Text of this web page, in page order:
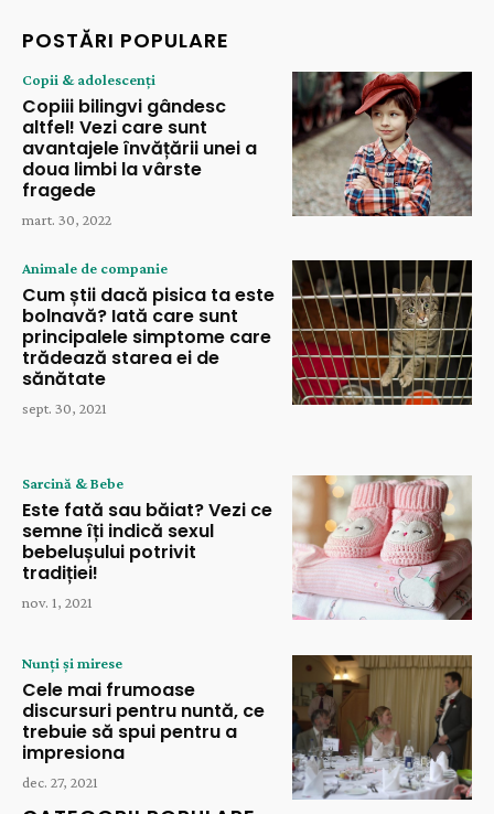
POSTĂRI POPULARE
Copii & adolescenți
Copiii bilingvi gândesc
altfel! Vezi care sunt
avantajele învățării unei a
doua limbi la vârste
fragede
mart. 30, 2022
Animale de companie
Cum știi dacă pisica ta este
bolnavă? Iată care sunt
principalele simptome care
trădează starea ei de
sănătate
sept. 30, 2021
Sarcină & Bebe
Este fată sau băiat? Vezi ce
semne îți indică sexul
bebelușului potrivit
tradiției!
nov. 1, 2021
Nunți și mirese
Cele mai frumoase
discursuri pentru nuntă, ce
trebuie să spui pentru a
impresiona
dec. 27, 2021